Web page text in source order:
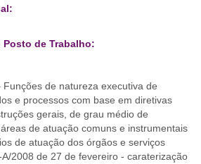
Posto de Trabalho:
Funções de natureza executiva de
e processos com base em diretivas
gerais, de grau médio de
de atuação comuns e instrumentais
de atuação dos órgãos e serviços
A/2008 de 27 de fevereiro - caraterização